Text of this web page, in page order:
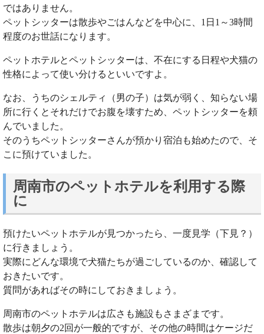
ではありません。
ペットシッターは散歩やごはんなどを中心に、1日1～3時間
程度のお世話になります。
ペットホテルとペットシッターは、不在にする日程や犬猫の
性格によって使い分けるといいですよ。
なお、うちのシェルティ（男の子）は気が弱く、知らない場
所に行くとそれだけでお腹を壊すため、ペットシッターを頼
んでいました。
そのうちペットシッターさんが預かり宿泊も始めたので、そ
こに預けていました。
周南市のペットホテルを利用する際
に
預けたいペットホテルが見つかったら、一度見学（下見？）
に行きましょう。
実際にどんな環境で犬猫たちが過ごしているのか、確認して
おきたいです。
質問があればその時にしておきましょう。
周南市のペットホテルは広さも施設もさまざまです。
散歩は朝夕の2回が一般的ですが、その他の時間はケージだ